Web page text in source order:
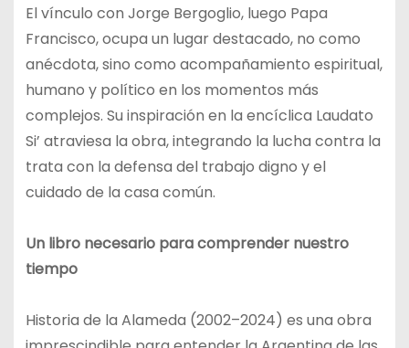
El vínculo con Jorge Bergoglio, luego Papa
Francisco, ocupa un lugar destacado, no como
anécdota, sino como acompañamiento espiritual,
humano y político en los momentos más
complejos. Su inspiración en la encíclica Laudato
Si’ atraviesa la obra, integrando la lucha contra la
trata con la defensa del trabajo digno y el
cuidado de la casa común.
Un libro necesario para comprender nuestro
tiempo
Historia de la Alameda (2002–2024) es una obra